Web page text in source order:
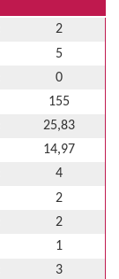
2
5
0
155
25,83
14,97
4
2
2
1
3